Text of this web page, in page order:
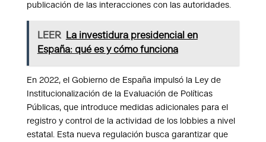
publicación de las interacciones con las autoridades.
LEER La investidura presidencial en
España: qué es y cómo funciona
En 2022, el Gobierno de España impulsó la Ley de
Institucionalización de la Evaluación de Políticas
Públicas, que introduce medidas adicionales para el
registro y control de la actividad de los lobbies a nivel
estatal. Esta nueva regulación busca garantizar que